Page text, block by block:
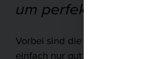
um perfekte
Vorbei sind die Zeiten, in denen
einfach nur gut auszusehen